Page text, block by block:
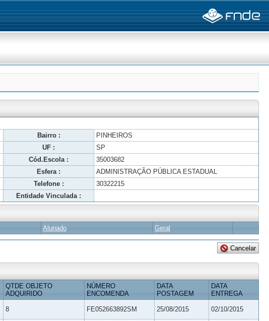
Bairro :
PINHEIROS
UF :
SP
Cód.Escola :
35003682
Esfera :
ADMINISTRAÇÃO PÚBLICA ESTADUAL
Telefone :
30322215
Entidade Vinculada :
Alunado Geral
QTDE OBJETO
ADQUIRIDO
NÚMERO
ENCOMENDA
DATA
POSTAGEM
DATA
ENTREGA
8 FE052663892SM 25/08/2015 02/10/2015